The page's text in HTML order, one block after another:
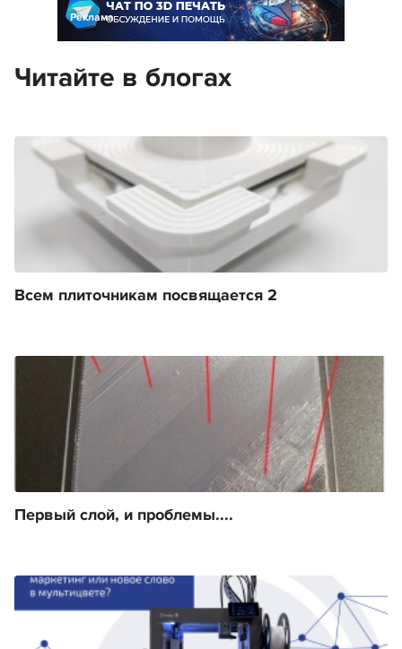
Реклама
Читайте в блогах
Всем плиточникам посвящается 2
Первый слой, и проблемы....